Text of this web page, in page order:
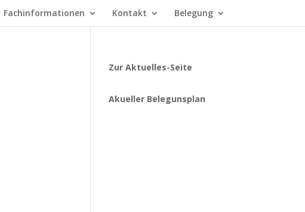
Fachinformationen Kontakt Belegung
Zur Aktuelles-Seite
Akueller Belegunsplan